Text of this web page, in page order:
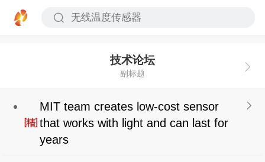
技术论坛
副标题
MIT team creates low-cost sensor
that works with light and can last for
years